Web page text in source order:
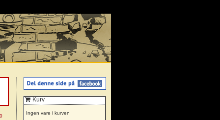
Kurv
Ingen vare i kurven